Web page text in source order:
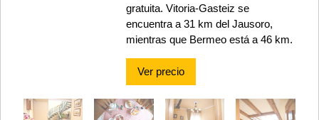
gratuita. Vitoria-Gasteiz se
encuentra a 31 km del Jausoro,
mientras que Bermeo está a 46 km.
Ver precio